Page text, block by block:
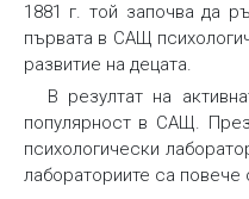
1881 г. той започва да
първата в САЩ
развитие на децата.
В резултат на
популярност в САЩ.
психологически
лабораториите са повече